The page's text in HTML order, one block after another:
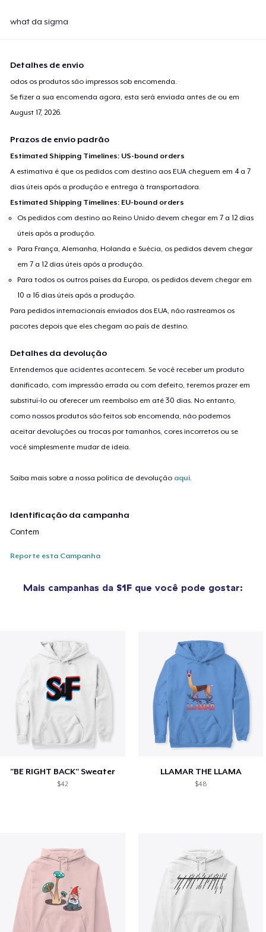
what da sigma
Detalhes de envio
odos os produtos são impressos sob encomenda.
Se fizer a sua encomenda agora, esta será enviada antes de ou em
August 17, 2026
Prazos de envio padrão
Estimated Shipping Timelines: US-bound orders
A estimativa é que os pedidos com destino aos EUA cheguem em 4 a 7
dias úteis após a produção e entrega à transportadora.
Estimated Shipping Timelines: EU-bound orders
Os pedidos com destino ao Reino Unido devem chegar em 7 a 12 dias
úteis após a produção.
Para França, Alemanha, Holanda e Suécia, os pedidos devem chegar
em 7 a 12 dias úteis após a produção.
Para todos os outros países da Europa, os pedidos devem chegar em
10 a 16 dias úteis após a produção.
Para pedidos internacionais enviados dos EUA, não rastreamos os
pacotes depois que eles chegam ao país de destino.
Detalhes da devolução
Entendemos que acidentes acontecem. Se você receber um produto
danificado, com impressão errada ou com defeito, teremos prazer em
substituí-lo ou oferecer um reembolso em até 30 dias. No entanto,
como nossos produtos são feitos sob encomenda, não podemos
aceitar devoluções ou trocas por tamanhos, cores incorretos ou se
você simplesmente mudar de ideia.
Saiba mais sobre a nossa política de devolução aqui
Identificação da campanha
Contem
Reporte esta Campanha
Mais campanhas da S1F que você pode gostar:
"BE RIGHT BACK" Sweater
$42
LLAMAR THE LLAMA
$48